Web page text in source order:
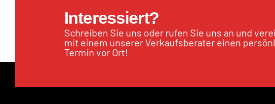
Interessiert?
Schreiben Sie uns oder rufen Sie uns an und
mit einem unserer Verkaufsberater einen
Termin vor Ort!